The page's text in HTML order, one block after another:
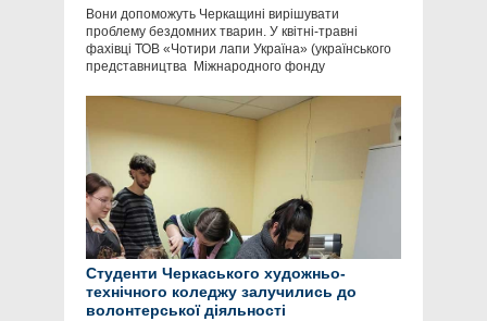
Вони допоможуть Черкащині вирішувати
проблему бездомних тварин. У квітні-травні
фахівці ТОВ «Чотири лапи Україна» (українського
представництва Міжнародного фонду
Студенти Черкаського художньо-
технічного коледжу залучились до
волонтерської діяльності